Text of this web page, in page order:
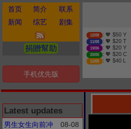
首页 简介
联系
新闻
综艺 剧集
捐贈幫助
手机优先版
❤️
12/08 : 💖 $50 Y
11/08 : 💖 $20 T
19/06 : 💖 $20 Y
20/05 : 💖 $20 C
11/05 : 💖 $40 L
Latest updates
男生女生向前冲
08-08